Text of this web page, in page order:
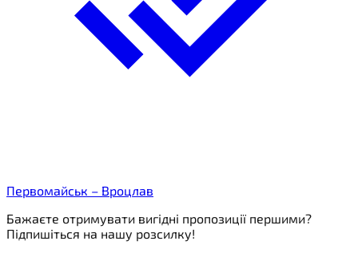
Первомайськ – Вроцлав
Бажаєте отримувати вигідні пропозиції першими?
Підпишіться на нашу розсилку!